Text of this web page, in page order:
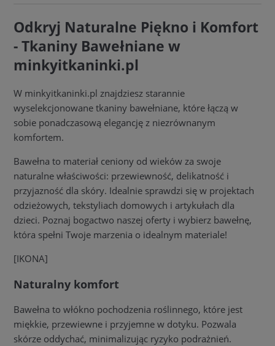
Odkryj Naturalne Piękno i Komfort
- Tkaniny Bawełniane w
minkyitkaninki.pl
W minkyitkaninki.pl znajdziesz starannie
wyselekcjonowane tkaniny bawełniane, które łączą w
sobie ponadczasową elegancję z niezrównanym
komfortem.
Bawełna to materiał ceniony od wieków za swoje
naturalne właściwości: przewiewność, delikatność i
przyjazność dla skóry. Idealnie sprawdzi się w projektach
odzieżowych, tekstyliach domowych i artykułach dla
dzieci. Poznaj bogactwo naszej oferty i wybierz bawełnę,
która spełni Twoje marzenia o idealnym materiale!
[IKONA]
Naturalny komfort
Bawełna to włókno pochodzenia roślinnego, które jest
miękkie, przewiewne i przyjemne w dotyku. Pozwala
skórze oddychać, minimalizując ryzyko podrażnień.